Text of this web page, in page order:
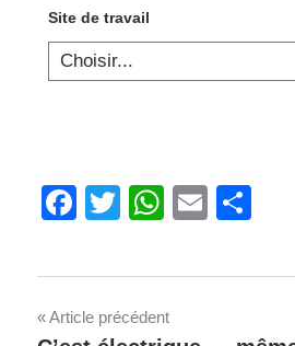
Site de travail
Facebook
TwitterEmail
Navigation
Article précédent